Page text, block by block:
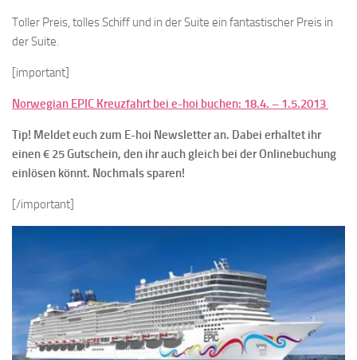
Toller Preis, tolles Schiff und in der Suite ein fantastischer Preis in
der Suite.
[important]
Norwegian EPIC Kreuzfahrt bei e-hoi buchen: 18.4. – 1.5.2013
Tip! Meldet euch zum E-hoi Newsletter an. Dabei erhaltet ihr
einen € 25 Gutschein, den ihr auch gleich bei der Onlinebuchung
einlösen könnt. Nochmals sparen!
[/important]